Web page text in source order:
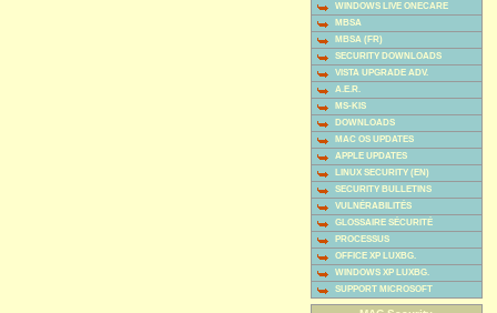
WINDOWS LIVE ONECARE
MBSA
MBSA (FR)
SECURITY DOWNLOADS
VISTA UPGRADE ADV.
A.E.R.
MS-KIS
DOWNLOADS
MAC OS UPDATES
APPLE UPDATES
LINUX SECURITY (EN)
SECURITY BULLETINS
VULNÉRABILITÉS
GLOSSAIRE SÉCURITÉ
PROCESSUS
OFFICE XP LUXBG.
WINDOWS XP LUXBG.
SUPPORT MICROSOFT